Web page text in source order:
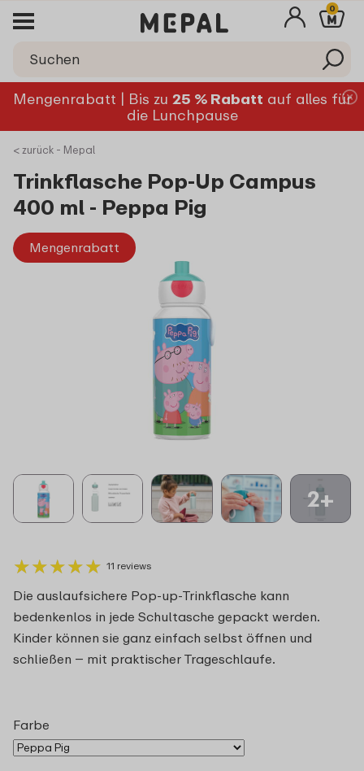
0
Mengenrabatt | Bis zu 25 % Rabatt auf alles für
die Lunchpause
< zurück - Mepal
Trinkflasche Pop-Up Campus
400 ml - Peppa Pig
Mengenrabatt
2+
★★★★★
★★★★★ 11 reviews
Die auslaufsichere Pop-up-Trinkflasche kann
bedenkenlos in jede Schultasche gepackt werden.
Kinder können sie ganz einfach selbst öffnen und
schließen – mit praktischer Trageschlaufe.
Farbe